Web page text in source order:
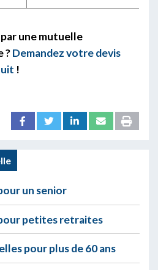
une mutuelle
?Demandez votre devis
!
un senior
petites retraites
pour plus de 60 ans